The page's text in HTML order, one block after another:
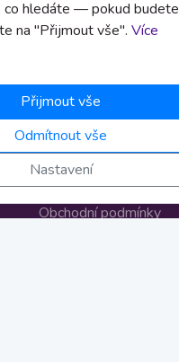
Informace
O nás
Obchodní podmínky
co hledáte — pokud budete
na "Přijmout vše". Více
Přijmout vše
Odmítnout vše
Nastavení